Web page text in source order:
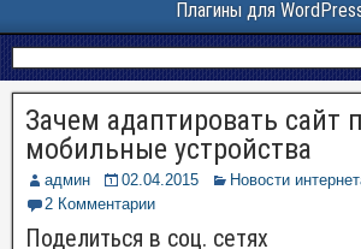
Плагины для
Зачем адаптировать сайт
мобильные устройства
админ 02.04.2015
Новости
2 Комментарии
Поделиться в соц. сетях